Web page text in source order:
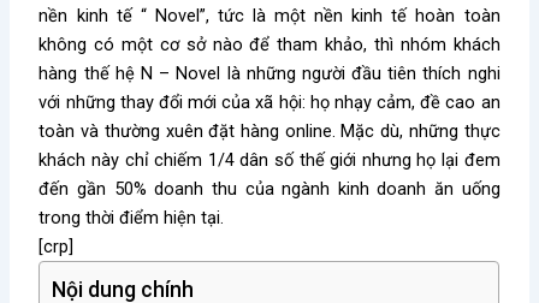
nền kinh tế “ Novel”, tức là một nền kinh tế hoàn toàn
không có một cơ sở nào để tham khảo, thì nhóm khách
hàng thế hệ N – Novel là những người đầu tiên thích nghi
với những thay đổi mới của xã hội: họ nhạy cảm, đề cao an
toàn và thường xuên đặt hàng online. Mặc dù, những thực
khách này chỉ chiếm 1/4 dân số thế giới nhưng họ lại đem
đến gần 50% doanh thu của ngành kinh doanh ăn uống
trong thời điểm hiện tại.
[crp]
Nội dung chính